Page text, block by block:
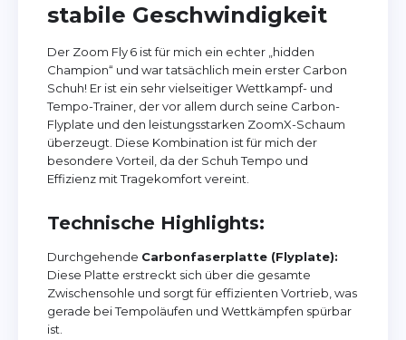
stabile Geschwindigkeit
Der Zoom Fly 6 ist für mich ein echter „hidden
Champion“ und war tatsächlich mein erster Carbon
Schuh! Er ist ein sehr vielseitiger Wettkampf- und
Tempo-Trainer, der vor allem durch seine Carbon-
Flyplate und den leistungsstarken ZoomX-Schaum
überzeugt. Diese Kombination ist für mich der
besondere Vorteil, da der Schuh Tempo und
Effizienz mit Tragekomfort vereint.
Technische Highlights:
Durchgehende Carbonfaserplatte (Flyplate):
Diese Platte erstreckt sich über die gesamte
Zwischensohle und sorgt für effizienten Vortrieb, was
gerade bei Tempoläufen und Wettkämpfen spürbar
ist.